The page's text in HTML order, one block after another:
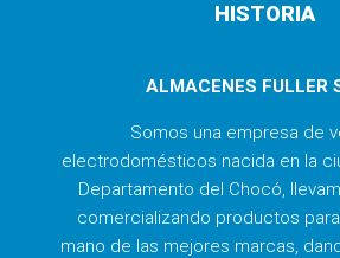
HISTORIA
ALMACENES FULLER
Somos una empresa de
electrodomésticos nacida en la
Departamento del Chocó,
comercializando productos
mano de las mejores marcas,